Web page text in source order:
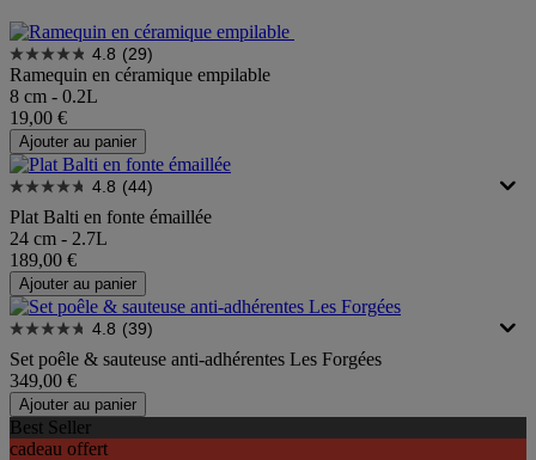
4.8 (29)
Ramequin en céramique empilable
8 cm - 0.2L
19,00 €
Ajouter au panier
4.8 (44)
Plat Balti en fonte émaillée
24 cm - 2.7L
189,00 €
Ajouter au panier
4.8 (39)
Set poêle & sauteuse anti-adhérentes Les Forgées
349,00 €
Ajouter au panier
Best Seller
cadeau offert